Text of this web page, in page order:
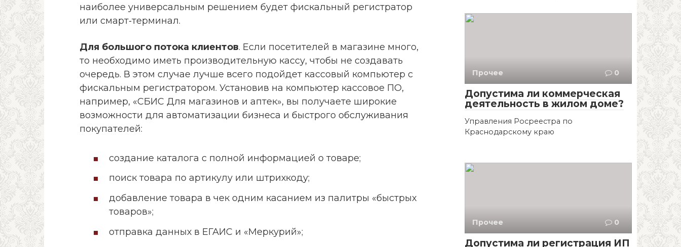
наиболее универсальным решением будет фискальный регистратор
или смарт‑терминал.
Для большого потока клиентов. Если посетителей в магазине много,
то необходимо иметь производительную кассу, чтобы не создавать
очередь. В этом случае лучше всего подойдет кассовый компьютер с
фискальным регистратором. Установив на компьютер кассовое ПО,
например, «СБИС Для магазинов и аптек», вы получаете широкие
возможности для автоматизации бизнеса и быстрого обслуживания
покупателей:
создание каталога с полной информацией о товаре;
поиск товара по артикулу или штрихкоду;
добавление товара в чек одним касанием из палитры «быстрых
товаров»;
отправка данных в ЕГАИС и «Меркурий»;
Прочее 0
Допустима ли коммерческая
деятельность в жилом доме?
Управления Росреестра по
Краснодарскому краю
Прочее 0
Допустима ли регистрация ИП